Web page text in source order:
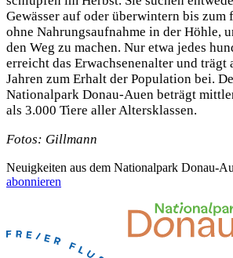
Gewässer auf oder überwintern bis
ohne Nahrungsaufnahme in der Höhle,
den Weg zu machen. Nur etwa jedes
erreicht das Erwachsenenalter und trägt
Jahren zum Erhalt der Population bei.
Nationalpark Donau-Auen beträgt
als 3.000 Tiere aller Altersklassen.
Fotos: Gillmann
Neuigkeiten aus dem Nationalpark Donau-
abonnieren